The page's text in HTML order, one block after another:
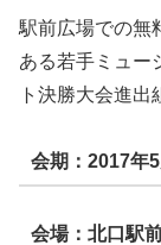
駅前広場での無
ある若手ミュー
ト決勝大会進出
会期：2017年
会場：北口駅